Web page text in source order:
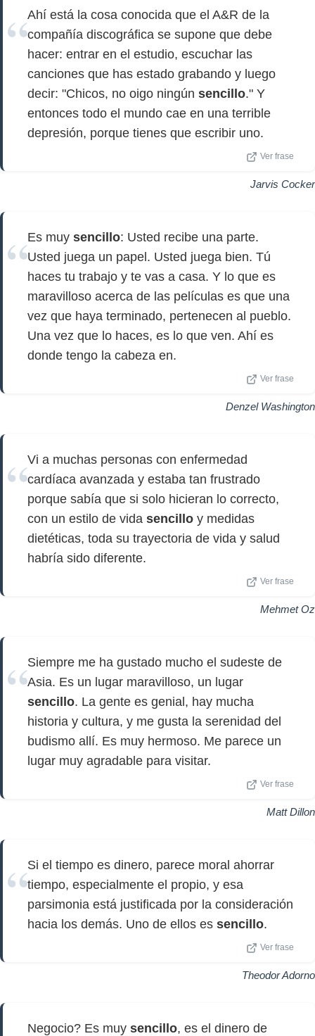
Ahí está la cosa conocida que el A&R de la
compañía discográfica se supone que debe
hacer: entrar en el estudio, escuchar las
canciones que has estado grabando y luego
decir: "Chicos, no oigo ningún sencillo." Y
entonces todo el mundo cae en una terrible
depresión, porque tienes que escribir uno.
Ver frase
Jarvis Cocker
Es muy sencillo: Usted recibe una parte.
Usted juega un papel. Usted juega bien. Tú
haces tu trabajo y te vas a casa. Y lo que es
maravilloso acerca de las películas es que una
vez que haya terminado, pertenecen al pueblo.
Una vez que lo haces, es lo que ven. Ahí es
donde tengo la cabeza en.
Ver frase
Denzel Washington
Vi a muchas personas con enfermedad
cardíaca avanzada y estaba tan frustrado
porque sabía que si solo hicieran lo correcto,
con un estilo de vida sencillo y medidas
dietéticas, toda su trayectoria de vida y salud
habría sido diferente.
Ver frase
Mehmet Oz
Siempre me ha gustado mucho el sudeste de
Asia. Es un lugar maravilloso, un lugar
sencillo. La gente es genial, hay mucha
historia y cultura, y me gusta la serenidad del
budismo allí. Es muy hermoso. Me parece un
lugar muy agradable para visitar.
Ver frase
Matt Dillon
Si el tiempo es dinero, parece moral ahorrar
tiempo, especialmente el propio, y esa
parsimonia está justificada por la consideración
hacia los demás. Uno de ellos es sencillo.
Ver frase
Theodor Adorno
Negocio? Es muy sencillo, es el dinero de